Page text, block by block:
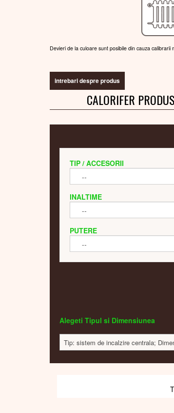
Devieri de la culoare sunt posibile din cauza
intrebari despre produs
CALORIFER
TIP / ACCESORII
INALTIME
PUTERE
Alegeti Tipul si Dimensiunea
Tip: sistem de incalzire centrala;